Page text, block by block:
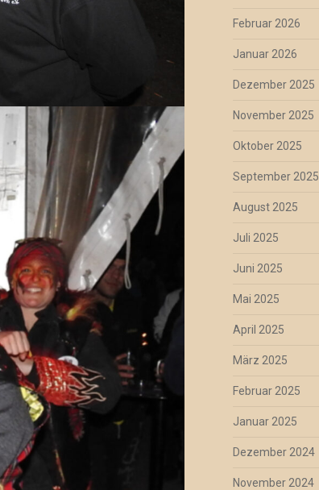
Februar 2026
Januar 2026
Dezember 2025
November 2025
Oktober 2025
September 2025
August 2025
Juli 2025
Juni 2025
Mai 2025
April 2025
März 2025
Februar 2025
Januar 2025
Dezember 2024
November 2024